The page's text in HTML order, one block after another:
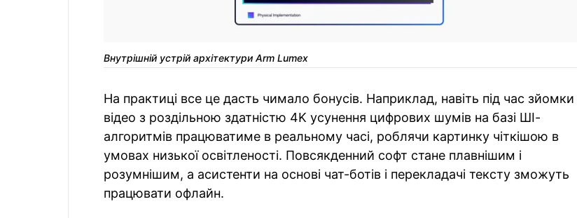
Внутрішній устрій архітектури Arm Lumex
На практиці все це дасть чимало бонусів. Наприклад, навіть під час зйомки
відео з роздільною здатністю 4K усунення цифрових шумів на базі ШІ-
алгоритмів працюватиме в реальному часі, роблячи картинку чіткішою в
умовах низької освітленості. Повсякденний софт стане плавнішим і
розумнішим, а асистенти на основі чат-ботів і перекладачі тексту зможуть
працювати офлайн.